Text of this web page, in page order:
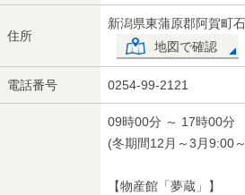
住所
新潟県東蒲原郡阿賀町
地図で確認
電話番号 0254-99-2121
09時00分 ～ 17時00分
(冬期間12月～3月9:00
【物産館「夢蔵」】